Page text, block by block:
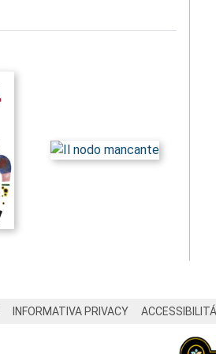
INFORMATIVA PRIVACY ACCESSIBILITÁ